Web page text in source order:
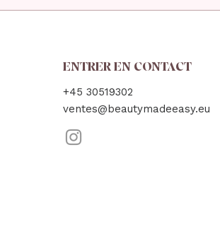
ENTRER EN CONTACT
+45 30519302
ventes@beautymadeeasy.eu